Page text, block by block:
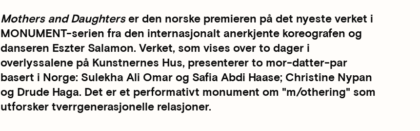
Mothers and Daughterser den norske premieren på det nyeste verket i
MONUMENT-serien fra den internasjonalt anerkjente koreografen og
danseren Eszter Salamon. Verket, som vises over to dager i
overlyssalene på Kunstnernes Hus, presenterer to mor-datter-par
basert i Norge: Sulekha Ali Omar og Safia Abdi Haase; Christine Nypan
og Drude Haga. Det er et performativt monument om "m/othering" som
utforsker tverrgenerasjonelle relasjoner.